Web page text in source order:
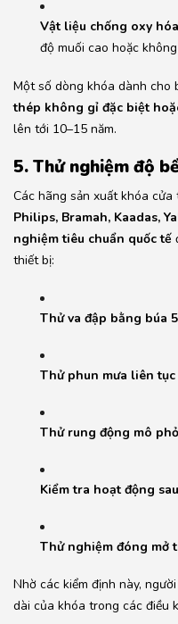
Vật liệu chống oxy hóa
độ muối cao hoặc
Một số dòng khóa dành cho
thép không gỉ đặc biệt
lên tới 10–15 năm.
5. Thử nghiệm độ
Các hãng sản xuất khóa
Philips, Bramah, Kaadas,
nghiệm tiêu chuẩn quốc tế
thiết bị:
Thử va đập bằng búa
Thử phun mưa liên
Thử rung động mô
Kiểm tra hoạt động
Thử nghiệm đóng mở
Nhờ các kiểm định này,
dài của khóa trong các điều